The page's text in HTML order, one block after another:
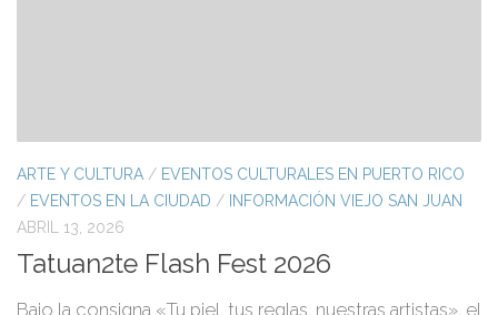
ARTE Y CULTURA / EVENTOS CULTURALES EN PUERTO RICO
/ EVENTOS EN LA CIUDAD / INFORMACIÓN VIEJO SAN JUAN
ABRIL 13, 2026
Tatuan2te Flash Fest 2026
Bajo la consigna «Tu piel, tus reglas, nuestras artistas», el